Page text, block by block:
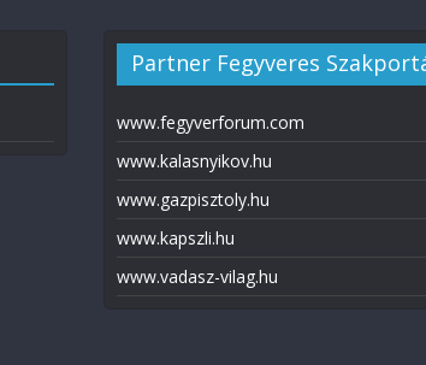
Partner Fegyveres
www.fegyverforum.com
www.kalasnyikov.hu
www.gazpisztoly.hu
www.kapszli.hu
www.vadasz-vilag.hu